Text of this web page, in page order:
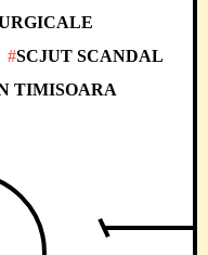
SCJUT SCANDAL
TIMISOARA